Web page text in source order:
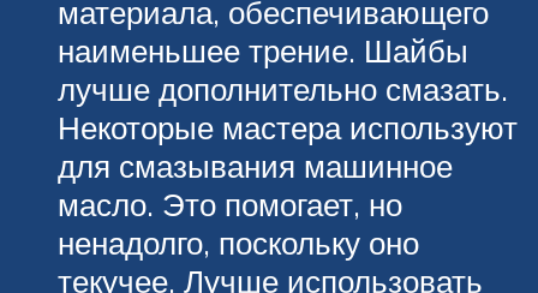
материала, обеспечивающего
наименьшее трение. Шайбы
лучше дополнительно смазать.
Некоторые мастера используют
для смазывания машинное
масло. Это помогает, но
ненадолго, поскольку оно
текучее. Лучше использовать